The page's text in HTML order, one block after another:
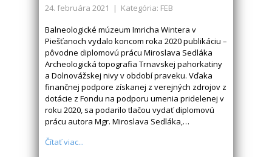
24. februára 2021
| Kategória: FEB
Balneologické múzeum Imricha Wintera v
Piešťanoch vydalo koncom roka 2020 publikáciu –
pôvodne diplomovú prácu Miroslava Sedláka
Archeologická topografia Trnavskej pahorkatiny
a Dolnovážskej nivy v období praveku. Vďaka
finančnej podpore získanej z verejných zdrojov z
dotácie z Fondu na podporu umenia pridelenej v
roku 2020, sa podarilo tlačou vydať diplomovú
prácu autora Mgr. Miroslava Sedláka,…
Čítať viac...